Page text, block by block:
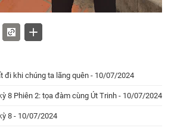
đi khi chúng ta lãng quên - 10/07/2024
8 Phiên 2: tọa đàm cùng Út Trinh - 10/07/2024
8 - 10/07/2024